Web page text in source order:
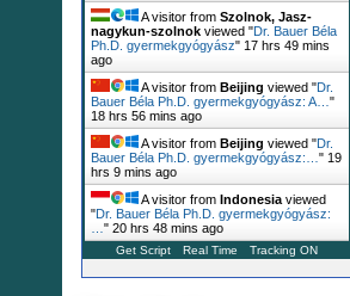
A mandulagyulladás szövődményei
Torokfájás kezelése
A visitor from Szolnok, Jasz-
nagykun-szolnok viewed "Dr. Bauer Béla
Ph.D. gyermekgyógyász" 17 hrs 49 mins
ago
A visitor from Beijing viewed "Dr.
Bauer Béla Ph.D. gyermekgyógyász: A… "
18 hrs 56 mins ago
A visitor from Beijing viewed "Dr.
Bauer Béla Ph.D. gyermekgyógyász:… " 19
hrs 9 mins ago
A visitor from Indonesia viewed
"Dr. Bauer Béla Ph.D. gyermekgyógyász:
" 20 hrs 48 mins ago
Get Script Real Time Tracking ON